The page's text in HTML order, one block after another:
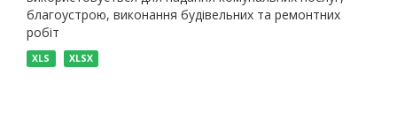
благоустрою, виконання будівельних та ремонтних
робіт
XLS XLSX